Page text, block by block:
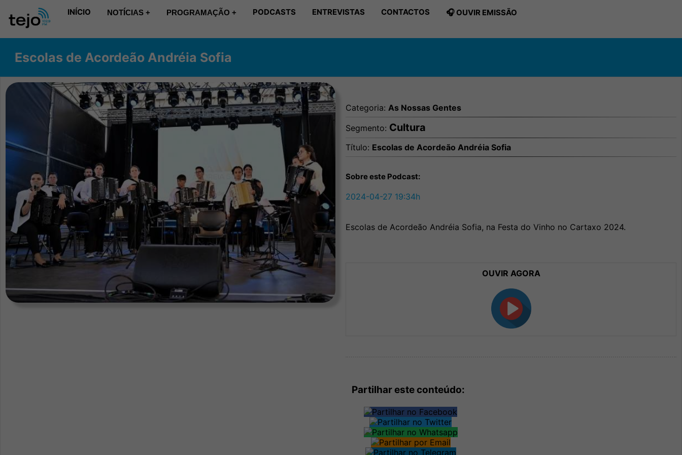
INÍCIO NOTÍCIAS + PROGRAMAÇÃO + PODCASTS ENTREVISTAS CONTACTOS 🎧 OUVIR EMISSÃO
Escolas de Acordeão Andréia Sofia
Categoria: As Nossas Gentes
Segmento: Cultura
Título: Escolas de Acordeão Andréia Sofia
Sobre este Podcast:
2024-04-27 19:34h
Escolas de Acordeão Andréia Sofia, na Festa do Vinho no Cartaxo 2024.
OUVIR AGORA
Partilhar este conteúdo: